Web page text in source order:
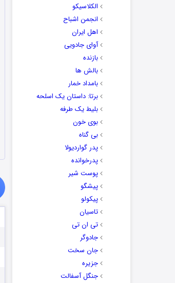
الکلاسیکو
انجمن اشباح
اهل ایران
آوای جادویی
بازنده
بالش ها
بامداد خمار
برتا: داستان یک اسلحه
بلیط یک‌‌ طرفه
بوی خون
بی گناه
پدر گواردیولا
پدرخوانده
پوست شیر
پیشگو
پیکولو
تاسیان
تی ان تی
جادوگر
جان سخت
جزیره
جنگل آسفالت